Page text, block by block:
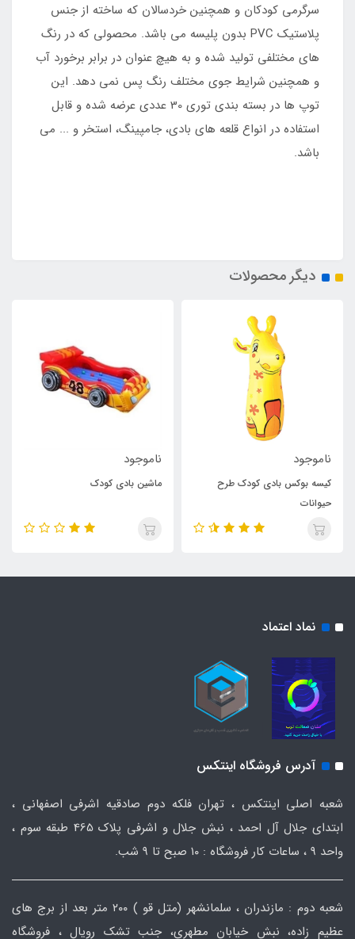
سرگرمی کودکان و همچنین خردسالان که ساخته از جنس
پلاستیک PVC بدون پلیسه می باشد. محصولی که در رنگ
های مختلفی تولید شده و به هیچ عنوان در برابر برخورد آب
و همچنین شرایط جوی مختلف رنگ پس نمی دهد. این
توپ ها در بسته بندی توری 30 عددی عرضه شده و قابل
استفاده در انواع قلعه های بادی، جامپینگ، استخر و ... می
باشد.
دیگر محصولات
ناموجود
کیسه بوکس بادی کودک طرح
حیوانات
ناموجود
ماشین بادی کودک
نماد اعتماد
آدرس فروشگاه اینتکس
شعبه اصلی اینتکس ، تهران فلکه دوم صادقیه اشرفی اصفهانی ،
ابتدای جلال آل احمد ، نبش جلال و اشرفی پلاک 465 طبقه سوم ،
واحد ۹ ، ساعات کار فروشگاه : ۱۰ صبح تا ۹ شب.
شعبه دوم : مازندران ، سلمانشهر (متل قو ) ۲۰۰ متر بعد از برج های
عظیم زاده، نبش خیابان مطهری، جنب تشک رویال ، فروشگاه